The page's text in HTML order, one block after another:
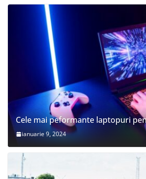
Cele mai peformante laptopuri
ianuarie 9, 2024